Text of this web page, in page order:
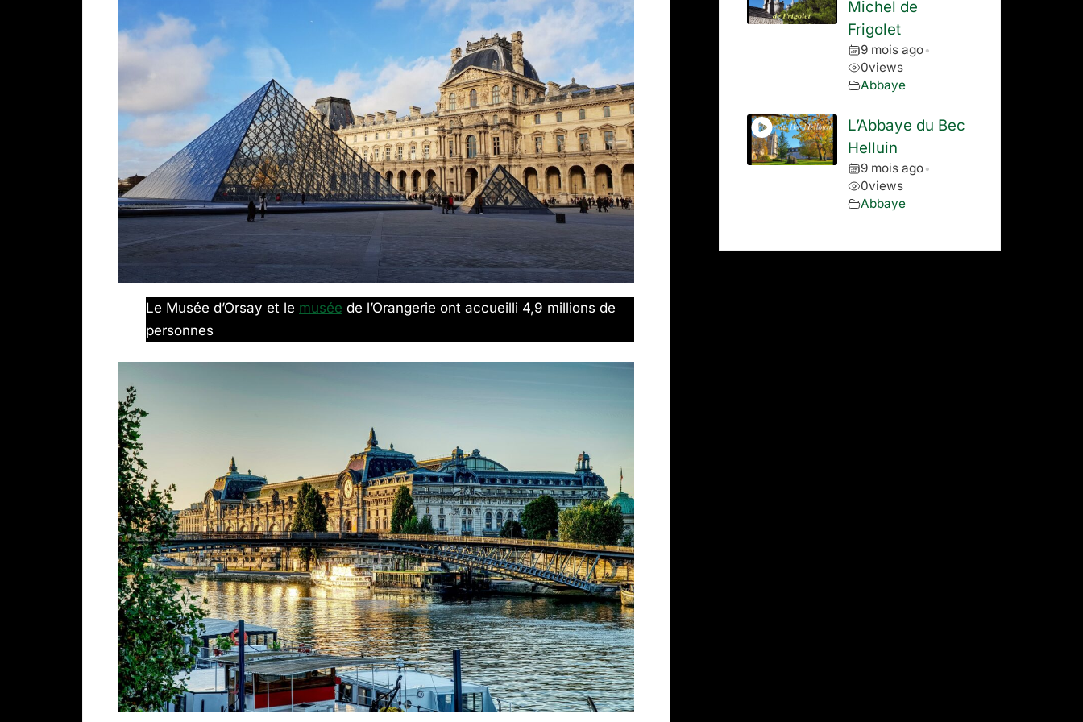
Le Musée d’Orsay et le musée de l’Orangerie ont accueilli 4,9 millions de
personnes
Michel de
Frigolet
9 mois ago •
0views
Abbaye
L’Abbaye du Bec
Helluin
9 mois ago •
0views
Abbaye